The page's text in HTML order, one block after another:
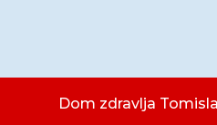
Dom zdravlja